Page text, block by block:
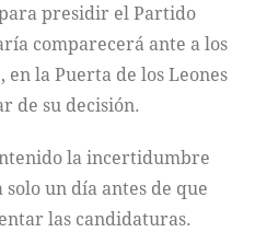
presidir el Partido
comparecerá ante a los
la Puerta de los Leones
de su decisión.
la incertidumbre
un día antes de que
las candidaturas.